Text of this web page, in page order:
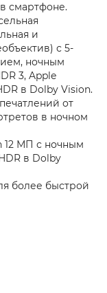
смартфоне.
и
с 5-
ночным
3, Apple
в Dolby Vision.
от
в ночном
12 МП с ночным
в Dolby
более быстрой